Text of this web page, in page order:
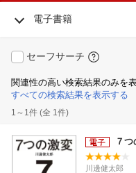
電子書籍
セーフサーチ
関連性の高い検索結果のみを
すべての検索結果を表示する
1～1件 (全 1件)
７
川邊健太郎